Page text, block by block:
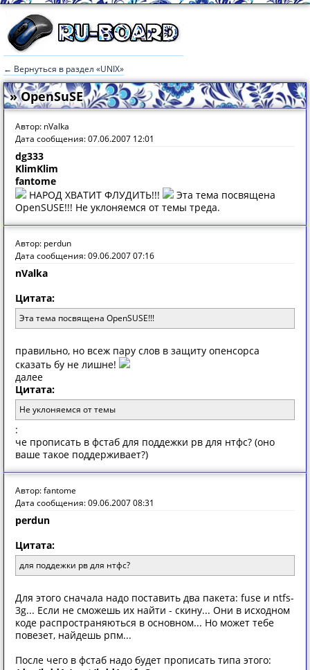
← Вернуться в раздел «UNIX»
» OpenSuSE
Автор: nValka
Дата сообщения: 07.06.2007 12:01
dg333
KlimKlim
fantome
НАРОД ХВАТИТ ФЛУДИТЬ!!!
Эта тема посвящена
OpenSUSE!!! Не уклоняемся от темы треда.
Автор: perdun
Дата сообщения: 09.06.2007 07:16
nValka
Цитата:
Эта тема посвящена OpenSUSE!!!
правильно, но всеж пару слов в защиту опенсорса
сказать бу не лишне!
далее
Цитата:
Не уклоняемся от темы
:
че прописать в фстаб для поддежки рв для нтфс? (оно
ваше такое поддерживает?)
Автор: fantome
Дата сообщения: 09.06.2007 08:31
perdun
Цитата:
для поддежки рв для нтфс?
Для этого сначала надо поставить два пакета: fuse и ntfs-
3g... Если не сможешь их найти - скину... Они в исходном
коде распространяються в основном... Но может тебе
повезет, найдешь рпм...
После чего в фстаб надо будет прописать типа этого: